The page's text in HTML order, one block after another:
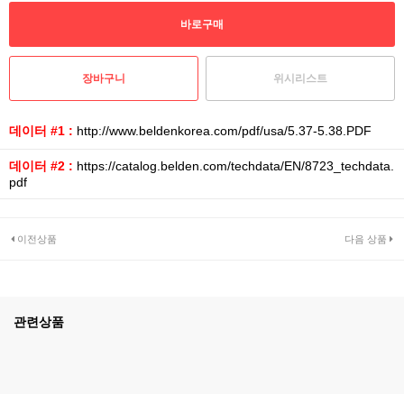
위시리스트
데이터 #1 : http://www.beldenkorea.com/pdf/usa/5.37-5.38.PDF
데이터 #2 : https://catalog.belden.com/techdata/EN/8723_techdata.
pdf
이전상품 다음 상품
관련상품